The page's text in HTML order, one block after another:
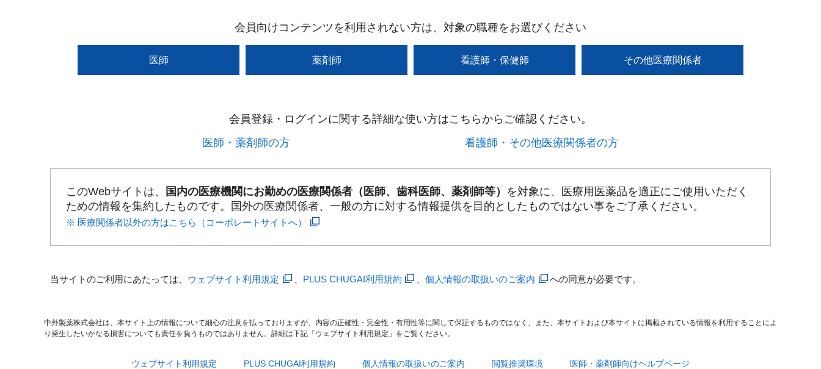
会員向けコンテンツを利用されない方は、対象の職種をお選びください
医師 薬剤師 看護師・保健師 その他医療関係者
会員登録・ログインに関する詳細な使い方はこちらからご確認ください。​
医師・薬剤師の方​
看護師・その他医療関係者の方​
このWebサイトは、 国内の医療機関にお勤めの医療関係者（医師、歯科医師、薬剤師等） を対象に、医療用医薬品を適正にご使用いただく
ための情報を集約したものです。国外の医療関係者、一般の方に対する情報提供を目的としたものではない事をご了承ください。
※ 医療関係者以外の方はこちら（コーポレートサイトへ）
当サイトのご利用にあたっては、 ウェブサイト利用規定 PLUS CHUGAI利用規約 、個人情報の取扱いのご案内 への同意が必要です。
中外製薬株式会社は、本サイト上の情報について細心の注意を払っておりますが、内容の正確性・完全性・有用性等に関して保証するものではなく、また、本サイトおよび本サイトに掲載されている情報を利用することによ
り発生したいかなる損害についても責任を負うものではありません。詳細は下記「ウェブサイト利用規定」をご覧ください。
ウェブサイト利用規定 PLUS CHUGAI利用規約 個人情報の取扱いのご案内 閲覧推奨環境
医師・薬剤師向けヘルプページ